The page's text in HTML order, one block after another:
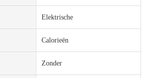
Elektrische
Calorieën
Zonder